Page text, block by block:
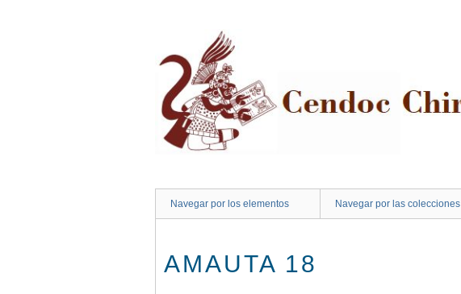
Navegar por los elementos Navegar por las colecciones
AMAUTA 18